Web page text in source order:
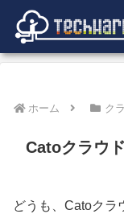
ホーム ク
Catoクラウ
どうも、Catoクラ